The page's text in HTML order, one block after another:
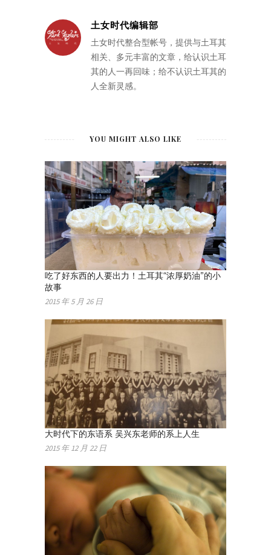
土女时代编辑部
土女时代整合型帐号，提供与土耳其
相关、多元丰富的文章，给认识土耳
其的人一再回味；给不认识土耳其的
人全新灵感。
YOU MIGHT ALSO LIKE
吃了好东西的人要出力！土耳其“浓厚奶油”的小
故事
2015 年 5 月 26 日
大时代下的东语系 吴兴东老师的系上人生
2015 年 12 月 22 日